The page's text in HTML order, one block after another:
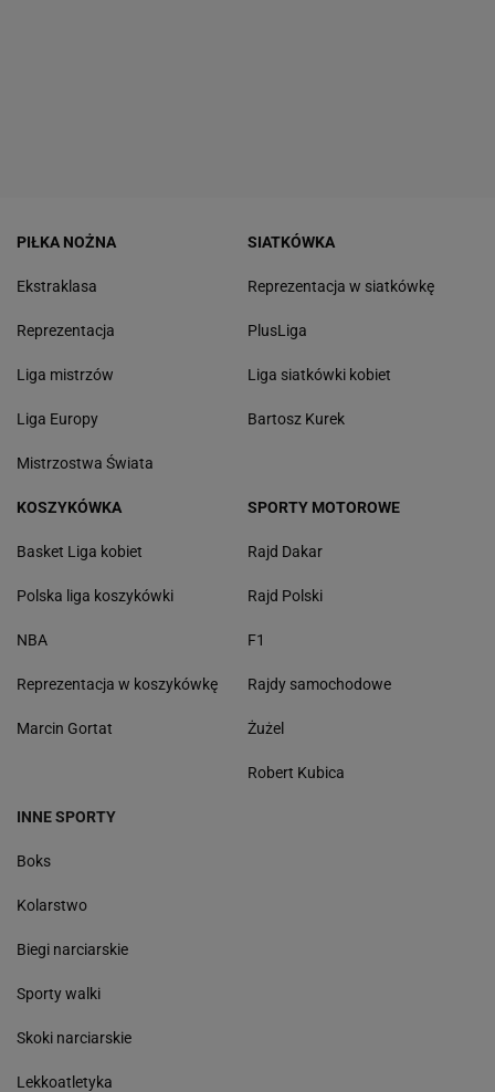
PIŁKA NOŻNA
Ekstraklasa
Reprezentacja
Liga mistrzów
Liga Europy
Mistrzostwa Świata
SIATKÓWKA
Reprezentacja w siatkówkę
PlusLiga
Liga siatkówki kobiet
Bartosz Kurek
KOSZYKÓWKA
Basket Liga kobiet
Polska liga koszykówki
NBA
Reprezentacja w koszykówkę
Marcin Gortat
SPORTY MOTOROWE
Rajd Dakar
Rajd Polski
F1
Rajdy samochodowe
Żużel
Robert Kubica
INNE SPORTY
Boks
Kolarstwo
Biegi narciarskie
Sporty walki
Skoki narciarskie
Lekkoatletyka